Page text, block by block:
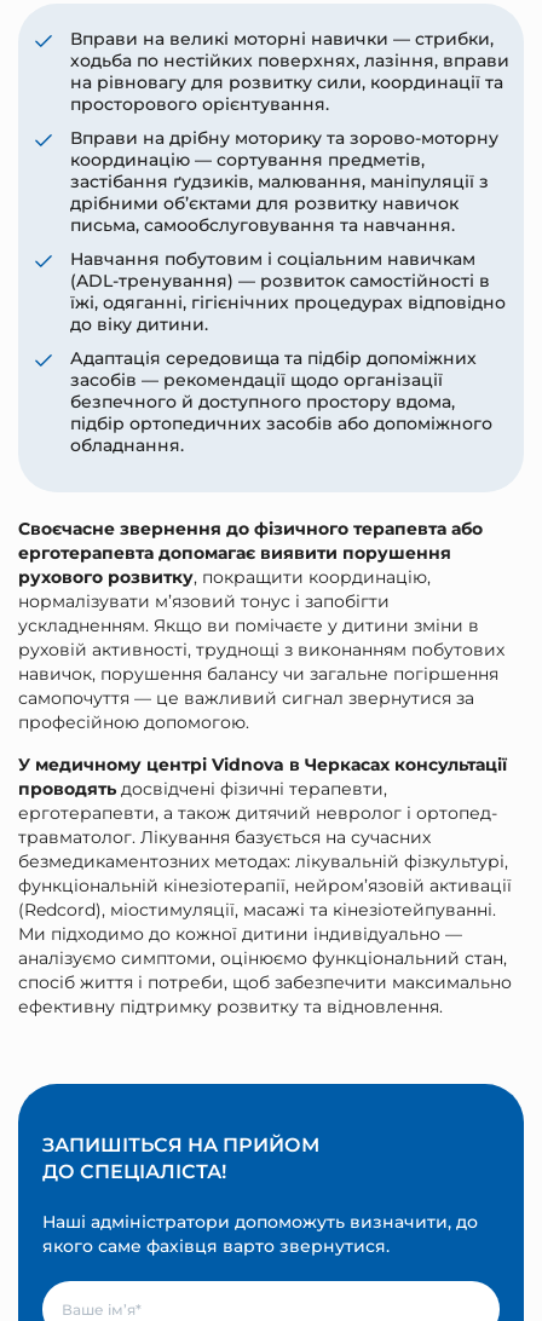
Вправи на великі моторні навички — стрибки,
ходьба по нестійких поверхнях, лазіння, вправи
на рівновагу для розвитку сили, координації та
просторового орієнтування.
Вправи на дрібну моторику та зорово-моторну
координацію — сортування предметів,
застібання ґудзиків, малювання, маніпуляції з
дрібними об’єктами для розвитку навичок
письма, самообслуговування та навчання.
Навчання побутовим і соціальним навичкам
(ADL-тренування) — розвиток самостійності в
їжі, одяганні, гігієнічних процедурах відповідно
до віку дитини.
Адаптація середовища та підбір допоміжних
засобів — рекомендації щодо організації
безпечного й доступного простору вдома,
підбір ортопедичних засобів або допоміжного
обладнання.
Своєчасне звернення до фізичного терапевта або
ерготерапевта допомагає виявити порушення
рухового розвитку, покращити координацію,
нормалізувати м’язовий тонус і запобігти
ускладненням. Якщо ви помічаєте у дитини зміни в
руховій активності, труднощі з виконанням побутових
навичок, порушення балансу чи загальне погіршення
самопочуття — це важливий сигнал звернутися за
професійною допомогою.
У медичному центрі Vidnova в Черкасах консультації
проводять досвідчені фізичні терапевти,
ерготерапевти, а також дитячий невролог і ортопед-
травматолог. Лікування базується на сучасних
безмедикаментозних методах: лікувальній фізкультурі,
функціональній кінезіотерапії, нейром’язовій активації
(Redcord), міостимуляції, масажі та кінезіотейпуванні.
Ми підходимо до кожної дитини індивідуально —
аналізуємо симптоми, оцінюємо функціональний стан,
спосіб життя і потреби, щоб забезпечити максимально
ефективну підтримку розвитку та відновлення.
ЗАПИШІТЬСЯ НА ПРИЙОМ
ДО СПЕЦІАЛІСТА!
Наші адміністратори допоможуть визначити, до
якого саме фахівця варто звернутися.